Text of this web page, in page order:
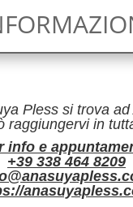
Pless si trova ad
raggiungervi in
info e
+39 338 464 8209